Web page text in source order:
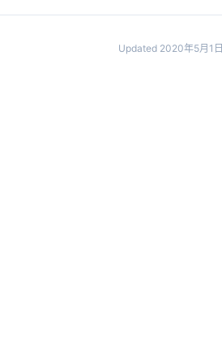
Updated 2020年5月1日